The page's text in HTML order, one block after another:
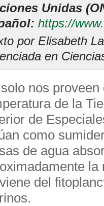
Unidas
https://
por Elisabeth
en
nos
de la
de
como
de agua
del